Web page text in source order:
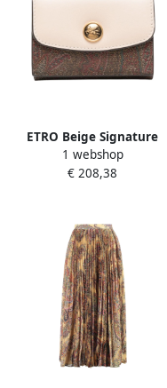
ETRO Beige Signature
Paisley Portemonnee Beige
Dames
1 webshop
€ 208,38